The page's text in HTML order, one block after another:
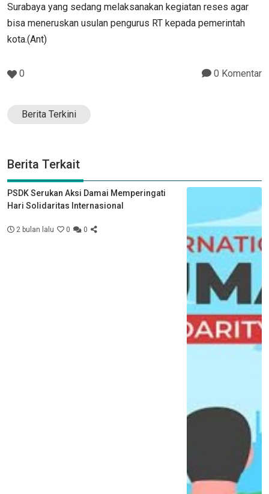
Surabaya yang sedang melaksanakan kegiatan reses agar
bisa meneruskan usulan pengurus RT kepada pemerintah
kota.(Ant)
0 0 Komentar
Berita Terkini
Berita Terkait
PSDK Serukan Aksi Damai Memperingati
Hari Solidaritas Internasional
2 bulan lalu 0 0